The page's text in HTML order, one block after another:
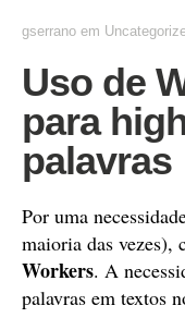
gserrano em
Uso de
para
palavras
Por uma
maioria das vezes),
Workers. A
palavras em textos